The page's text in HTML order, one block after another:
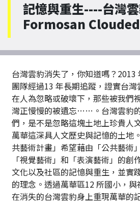
記憶與重生----台灣
Formosan Clouded
台灣雲豹消失了，你知道嗎？2013
團隊經過13 年長期追蹤，證實台灣
在人為忽略或破壞下，那些被我們
灣正慢慢的被遺忘……。台灣雲豹
們，是不是忽略這塊土地上珍貴人
萬華這深具人文歷史與記憶的土地
共藝術計畫」希望藉由「公共藝術
「視覺藝術」和「表演藝術」的創
文化以及社區的記憶與重生，並實
的理念。透過萬華區12 所國小，與
在消失的台灣雲豹身上重現萬華的